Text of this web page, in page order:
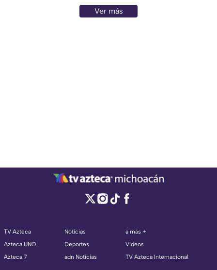
Ver más
TV Azteca
Azteca UNO
Azteca 7
Noticias
Deportes
adn Noticias
a más +
Videos
TV Azteca Internacional